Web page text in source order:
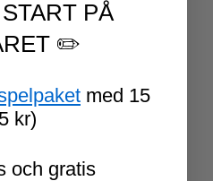
PÅ
✏️
med 15
kr)
och gratis